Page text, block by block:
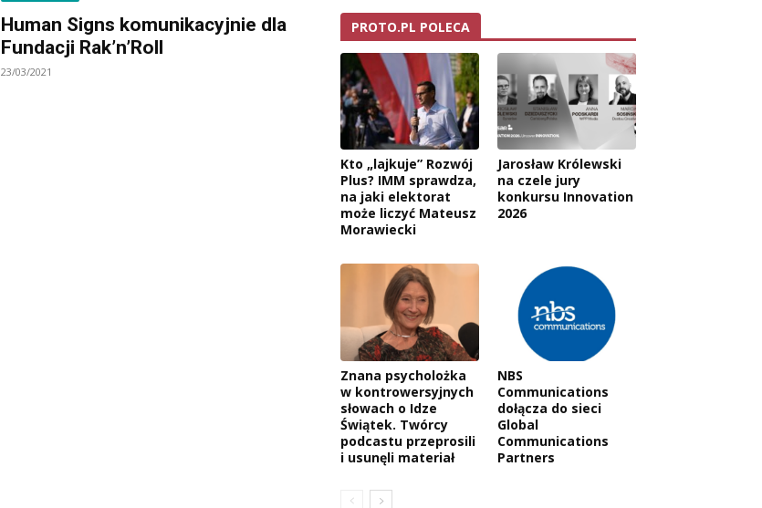
Human Signs komunikacyjnie dla
Fundacji Rak’n’Roll
23/03/2021
PROTO.PL POLECA
Kto „lajkuje” Rozwój
Plus? IMM sprawdza,
na jaki elektorat
może liczyć Mateusz
Morawiecki
Jarosław Królewski
na czele jury
konkursu Innovation
2026
Znana psycholożka
w kontrowersyjnych
słowach o Idze
Świątek. Twórcy
podcastu przeprosili
i usunęli materiał
NBS
Communications
dołącza do sieci
Global
Communications
Partners